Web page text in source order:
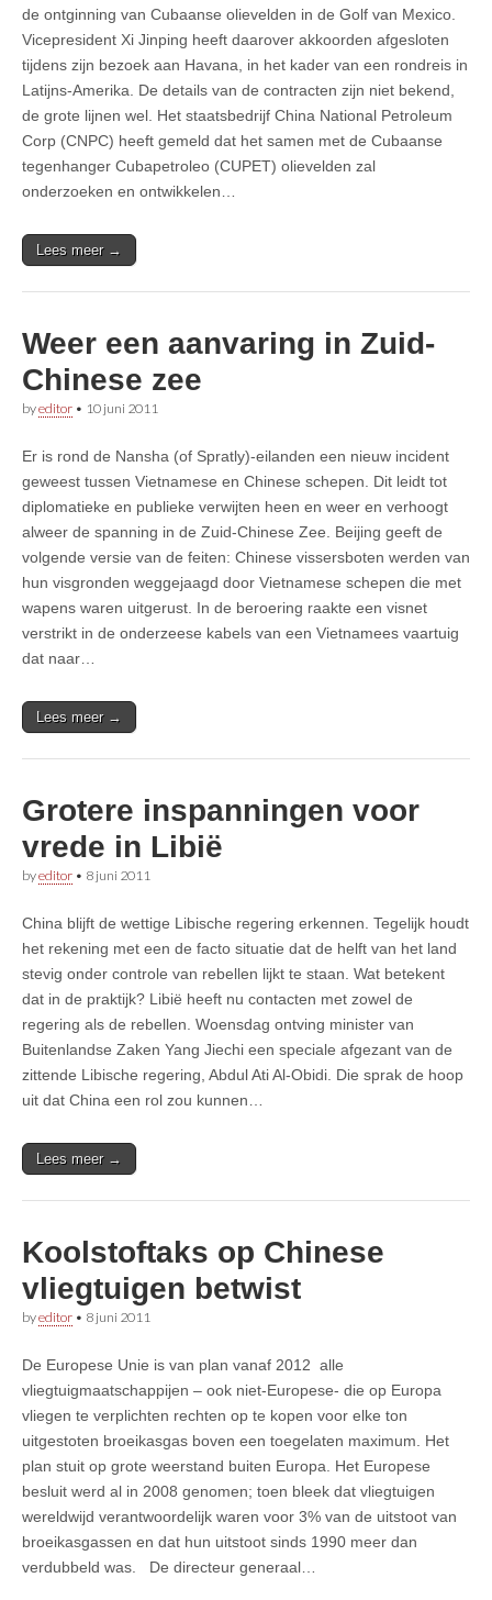
de ontginning van Cubaanse olievelden in de Golf van Mexico.
Vicepresident Xi Jinping heeft daarover akkoorden afgesloten
tijdens zijn bezoek aan Havana, in het kader van een rondreis in
Latijns-Amerika. De details van de contracten zijn niet bekend,
de grote lijnen wel. Het staatsbedrijf China National Petroleum
Corp (CNPC) heeft gemeld dat het samen met de Cubaanse
tegenhanger Cubapetroleo (CUPET) olievelden zal
onderzoeken en ontwikkelen…
Lees meer →
Weer een aanvaring in Zuid-
Chinese zee
byeditor • 10 juni 2011
Er is rond de Nansha (of Spratly)-eilanden een nieuw incident
geweest tussen Vietnamese en Chinese schepen. Dit leidt tot
diplomatieke en publieke verwijten heen en weer en verhoogt
alweer de spanning in de Zuid-Chinese Zee. Beijing geeft de
volgende versie van de feiten: Chinese vissersboten werden van
hun visgronden weggejaagd door Vietnamese schepen die met
wapens waren uitgerust. In de beroering raakte een visnet
verstrikt in de onderzeese kabels van een Vietnamees vaartuig
dat naar…
Lees meer →
Grotere inspanningen voor
vrede in Libië
byeditor • 8 juni 2011
China blijft de wettige Libische regering erkennen. Tegelijk houdt
het rekening met een de facto situatie dat de helft van het land
stevig onder controle van rebellen lijkt te staan. Wat betekent
dat in de praktijk? Libië heeft nu contacten met zowel de
regering als de rebellen. Woensdag ontving minister van
Buitenlandse Zaken Yang Jiechi een speciale afgezant van de
zittende Libische regering, Abdul Ati Al-Obidi. Die sprak de hoop
uit dat China een rol zou kunnen…
Lees meer →
Koolstoftaks op Chinese
vliegtuigen betwist
byeditor • 8 juni 2011
De Europese Unie is van plan vanaf 2012 alle
vliegtuigmaatschappijen – ook niet-Europese- die op Europa
vliegen te verplichten rechten op te kopen voor elke ton
uitgestoten broeikasgas boven een toegelaten maximum. Het
plan stuit op grote weerstand buiten Europa. Het Europese
besluit werd al in 2008 genomen; toen bleek dat vliegtuigen
wereldwijd verantwoordelijk waren voor 3% van de uitstoot van
broeikasgassen en dat hun uitstoot sinds 1990 meer dan
verdubbeld was. De directeur generaal…